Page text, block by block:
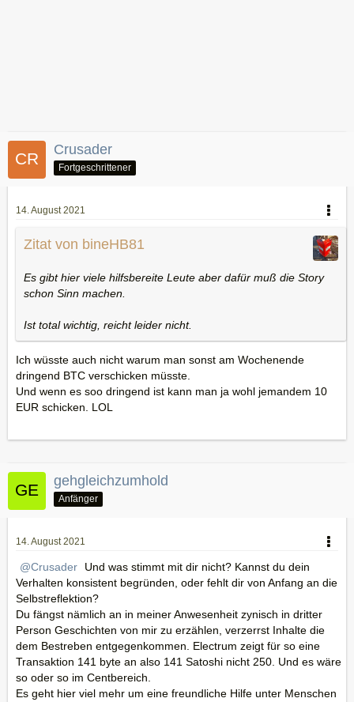
Crusader
Fortgeschrittener
14. August 2021
Zitat von bineHB81
Es gibt hier viele hilfsbereite Leute aber dafür muß die Story
schon Sinn machen.
Ist total wichtig, reicht leider nicht.
Ich wüsste auch nicht warum man sonst am Wochenende
dringend BTC verschicken müsste.
Und wenn es soo dringend ist kann man ja wohl jemandem 10
EUR schicken. LOL
gehgleichzumhold
Anfänger
14. August 2021
Crusader
Und was stimmt mit dir nicht? Kannst du dein
Verhalten konsistent begründen, oder fehlt dir von Anfang an die
Selbstreflektion?
Du fängst nämlich an in meiner Anwesenheit zynisch in dritter
Person Geschichten von mir zu erzählen, verzerrst Inhalte die
dem Bestreben entgegenkommen. Electrum zeigt für so eine
Transaktion 141 byte an also 141 Satoshi nicht 250. Und es wäre
so oder so im Centbereich.
Es geht hier viel mehr um eine freundliche Hilfe unter Menschen